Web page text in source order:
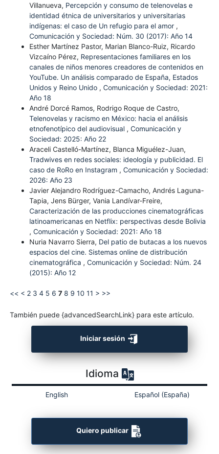
Villanueva, Percepción y consumo de telenovelas e
identidad étnica de universitarios y universitarias
indígenas: el caso de Un refugio para el amor ,
Comunicación y Sociedad: Núm. 30 (2017): Año 14
Esther Martínez Pastor, Marian Blanco-Ruiz, Ricardo
Vizcaíno Pérez, Representaciones familiares en los
canales de niños menores creadores de contenidos en
YouTube. Un análisis comparado de España, Estados
Unidos y Reino Unido , Comunicación y Sociedad: 2021:
Año 18
André Dorcé Ramos, Rodrigo Roque de Castro,
Telenovelas y racismo en México: hacia el análisis
etnofenotípico del audiovisual , Comunicación y
Sociedad: 2025: Año 22
Araceli Castelló-Martínez, Blanca Miguélez-Juan,
Tradwives en redes sociales: ideología y publicidad. El
caso de RoRo en Instagram , Comunicación y Sociedad:
2026: Año 23
Javier Alejandro Rodríguez-Camacho, Andrés Laguna-
Tapia, Jens Bürger, Vania Landívar-Freire,
Caracterización de las producciones cinematográficas
latinoamericanas en Netflix: perspectivas desde Bolivia
, Comunicación y Sociedad: 2021: Año 18
Nuria Navarro Sierra, Del patio de butacas a los nuevos
espacios del cine. Sistemas online de distribución
cinematográfica , Comunicación y Sociedad: Núm. 24
(2015): Año 12
<< < 2 3 4 5 6 7 8 9 10 11 > >>
También puede {advancedSearchLink} para este artículo.
Iniciar sesión
Idioma
English Español (España)
Quiero publicar